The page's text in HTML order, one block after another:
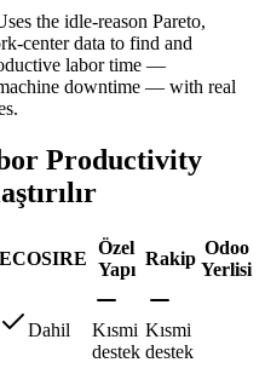
the idle-reason Pareto,
center data to find and
labor time —
downtime — with real
Productivity
ECOSIRE
Özel
Yapı
Rakip
Odoo
Yerlisi
Dahil
Kısmi
destek
Kısmi
destek